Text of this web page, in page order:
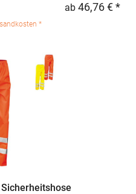
auf linker
Lisfannon Business Centre,
E-Mail:
ab 46,76 € *
*